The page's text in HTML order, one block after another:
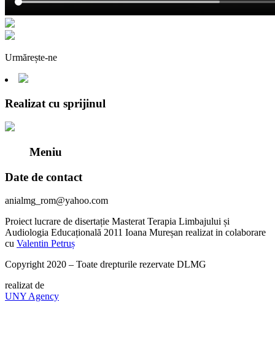
Urmărește-ne
Realizat cu sprijinul
Meniu
Date de contact
anialmg_rom@yahoo.com
Proiect lucrare de disertație Masterat Terapia Limbajului și
Audiologia Educațională 2011 Ioana Mureșan realizat in colaborare
cu Valentin Petruș
Copyright 2020 – Toate drepturile rezervate DLMG
realizat de
UNY Agency